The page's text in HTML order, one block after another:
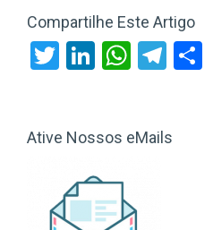
Compartilhe Este Artigo
Twitter
LinkedIn
Ative Nossos eMails